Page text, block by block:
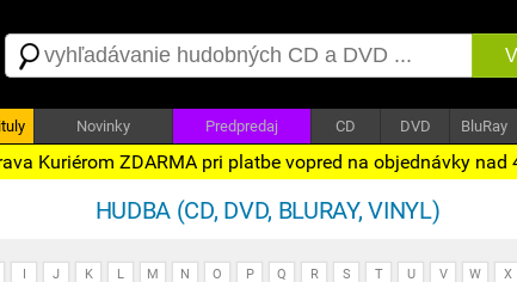
Novinky Predpredaj CD DVD BluRay
Kuriérom ZDARMA pri platbe vopred na objednávky nad
HUDBA (CD, DVD, BLURAY, VINYL)
I J K L M N O P Q R S T U V W X